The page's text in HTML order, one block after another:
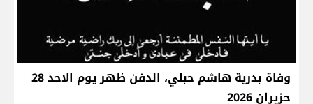
وفاة بدرية هاشم حبلي، الدفن ظهر يوم الاحد 28
حزيران 2026